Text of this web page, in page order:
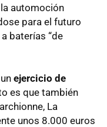
automoción
para el futuro
baterías “de
ejercicio de
es que también
La
unos 8.000 euros